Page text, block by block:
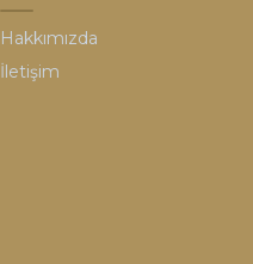
Hakkımızda
İletişim